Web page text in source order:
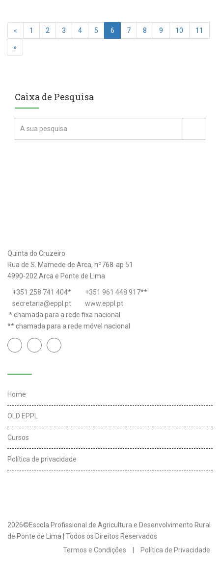
« 1 2 3 4 5 6 7 8 9 10 11
»
Caixa de Pesquisa
Quinta do Cruzeiro
Rua de S. Mamede de Arca, nº768-ap 51
4990-202 Arca e Ponte de Lima
+351 258 741 404* +351 961 448 917**
secretaria@eppl.pt
www.eppl.pt
* chamada para a rede fixa nacional
** chamada para a rede móvel nacional
Home
OLD EPPL
Cursos
Política de privacidade
2026©Escola Profissional de Agricultura e Desenvolvimento Rural
de Ponte de Lima | Todos os Direitos Reservados
Termos e Condições
| Política de Privacidade